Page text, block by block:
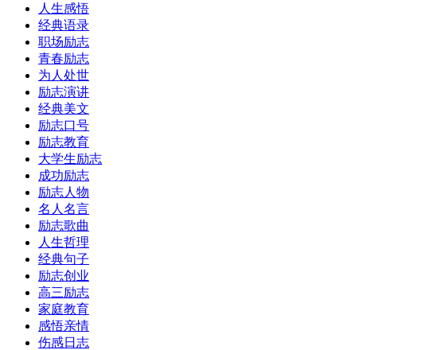
人生感悟
经典语录
职场励志
青春励志
为人处世
励志演讲
经典美文
励志口号
励志教育
大学生励志
成功励志
励志人物
名人名言
励志歌曲
人生哲理
经典句子
励志创业
高三励志
家庭教育
感悟亲情
伤感日志